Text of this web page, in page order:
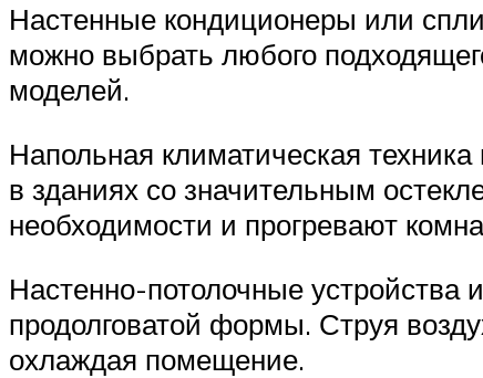
Настенные кондиционеры или
можно выбрать любого
моделей.
Напольная климатическая
в зданиях со значительным
необходимости и прогревают
Настенно-потолочные устройства
продолговатой формы. Струя
охлаждая помещение.